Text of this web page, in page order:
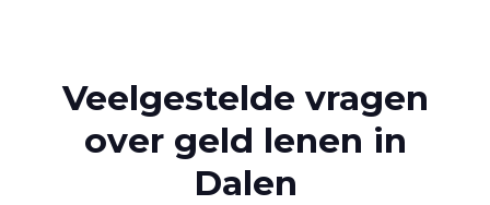
Veelgestelde vragen
over geld lenen in
Dalen